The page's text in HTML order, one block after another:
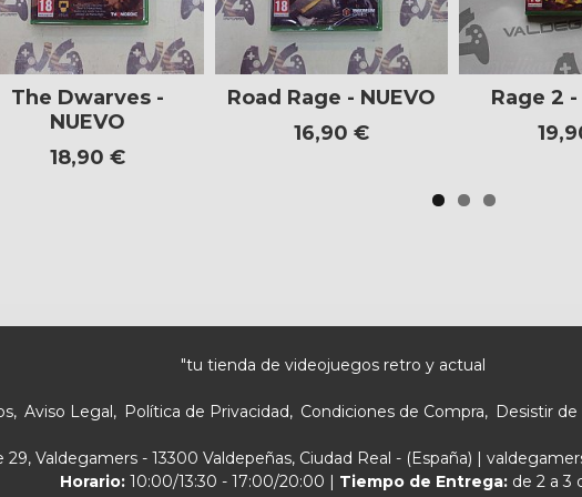
The Dwarves -
NUEVO
18,90 €
Road Rage - NUEVO
16,90 €
Rage 2 -
"tu tienda de videojuegos retro y actual
Aviso Legal Política de Privacidad Condiciones de Compra Desistir
29, Valdegamers - 13300 Valdepeñas, Ciudad Real - (España) |
Horario:10:00/13:30 - 17:00/20:00 | Tiempo de Entrega: de 2 a 3